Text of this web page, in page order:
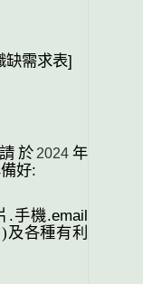
缺需求表]
於2024 年
好:
.手機.email
)及各種有利